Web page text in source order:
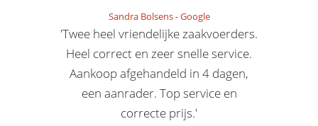
Sandra Bolsens-Google
'Twee heel vriendelijke zaakvoerders.
Heel correct en zeer snelle service.
Aankoop afgehandeld in 4 dagen,
een aanrader. Top service en
correcte prijs.'